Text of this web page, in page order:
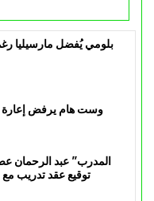
بلومي يُفضل مارسيليا
وست هام يرفض إعارة
المدرب” عبد الرحمان
توقيع عقد تدريب مع